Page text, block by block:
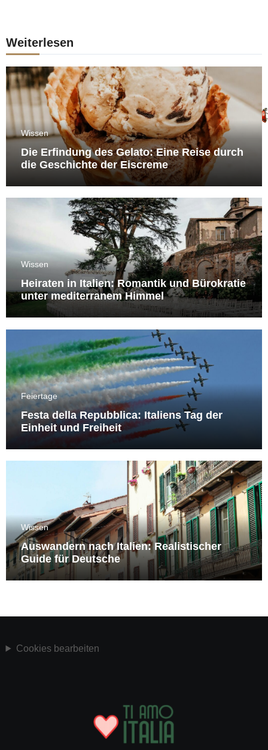
Weiterlesen
Wissen
Die Erfindung des Gelato: Eine Reise durch
die Geschichte der Eiscreme
Wissen
Heiraten in Italien: Romantik und Bürokratie
unter mediterranem Himmel
Feiertage
Festa della Repubblica: Italiens Tag der
Einheit und Freiheit
Wissen
Auswandern nach Italien: Realistischer
Guide für Deutsche
Cookies bearbeiten